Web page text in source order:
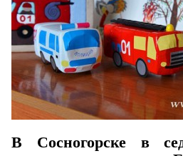
В Сосногорске в